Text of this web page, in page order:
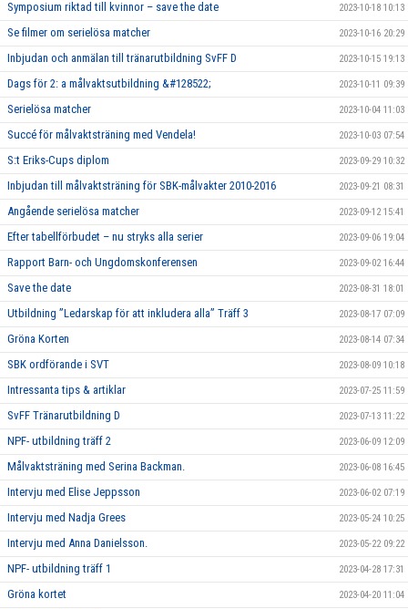
Symposium riktad till kvinnor – save the date 2023-10-18 10:13
Se filmer om serielösa matcher 2023-10-16 20:29
Inbjudan och anmälan till tränarutbildning SvFF D 2023-10-15 19:13
Dags för 2: a målvaktsutbildning &#128522; 2023-10-11 09:39
Serielösa matcher 2023-10-04 11:03
Succé för målvaktsträning med Vendela! 2023-10-03 07:54
S:t Eriks-Cups diplom 2023-09-29 10:32
Inbjudan till målvaktsträning för SBK-målvakter 2010-2016 2023-09-21 08:31
Angående serielösa matcher 2023-09-12 15:41
Efter tabellförbudet – nu stryks alla serier 2023-09-06 19:04
Rapport Barn- och Ungdomskonferensen 2023-09-02 16:44
Save the date 2023-08-31 18:01
Utbildning ”Ledarskap för att inkludera alla” Träff 3 2023-08-17 07:09
Gröna Korten 2023-08-14 07:34
SBK ordförande i SVT 2023-08-09 10:18
Intressanta tips & artiklar 2023-07-25 11:59
SvFF Tränarutbildning D 2023-07-13 11:22
NPF- utbildning träff 2 2023-06-09 12:09
Målvaktsträning med Serina Backman. 2023-06-08 16:45
Intervju med Elise Jeppsson 2023-06-02 07:19
Intervju med Nadja Grees 2023-05-24 10:25
Intervju med Anna Danielsson. 2023-05-22 09:22
NPF- utbildning träff 1 2023-04-28 17:31
Gröna kortet 2023-04-20 11:04